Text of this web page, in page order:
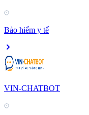
Bảo hiểm y tế
VIN-CHATBOT